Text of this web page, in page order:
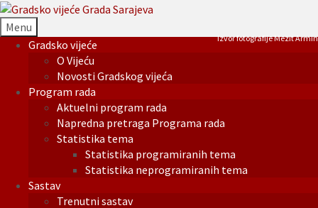
Menu
Gradsko vijeće
O Vijeću
Novosti Gradskog vijeća
Program rada
Aktuelni program rada
Napredna pretraga Programa rada
Statistika tema
Statistika programiranih tema
Statistika neprogramiranih tema
Sastav
Trenutni sastav
Izvor fotografije Mezit Armin